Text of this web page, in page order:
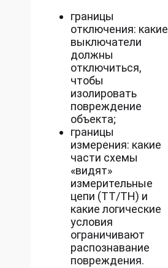
границы
отключения: какие
выключатели
должны
отключиться,
чтобы
изолировать
повреждение
объекта;
границы
измерения: какие
части схемы
«видят»
измерительные
цепи (ТТ/ТН) и
какие логические
условия
ограничивают
распознавание
повреждения.